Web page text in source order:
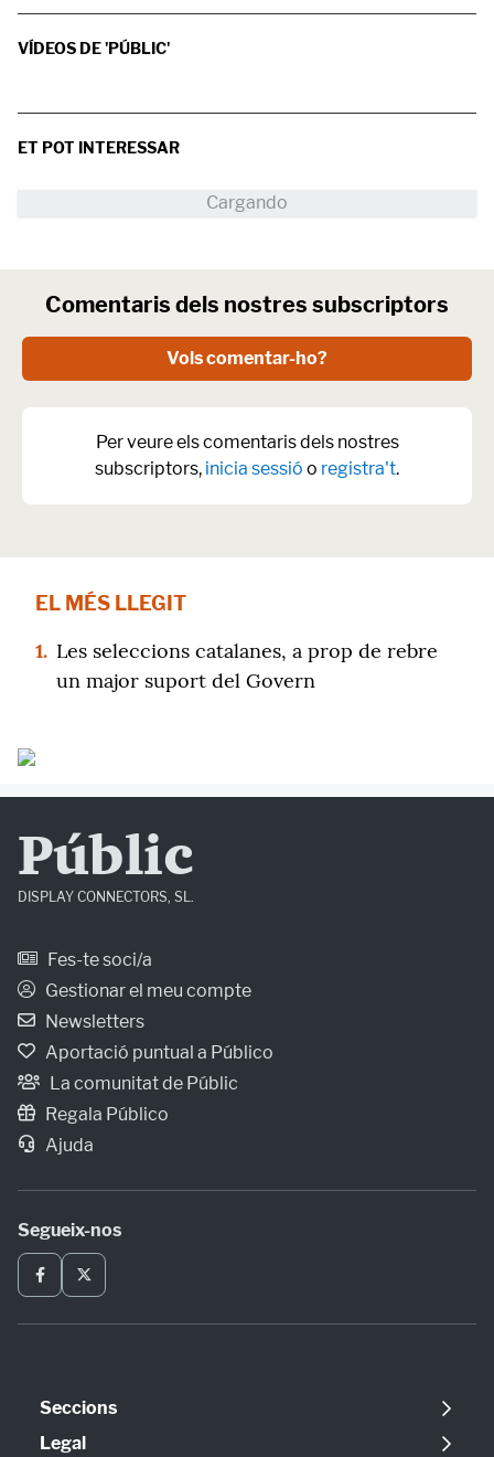
VÍDEOS DE 'PÚBLIC'
ET POT INTERESSAR
Comentaris dels nostres subscriptors
Vols comentar-ho?
Per veure els comentaris dels nostres
subscriptors, inicia sessió o registra't.
EL MÉS LLEGIT
1. Les seleccions catalanes, a prop de rebre
un major suport del Govern
Públic
DISPLAY CONNECTORS, SL.
Fes-te soci/a
Gestionar el meu compte
Newsletters
Aportació puntual a Público
La comunitat de Públic
Regala Público
Ajuda
Segueix-nos
Seccions
Política
Legal